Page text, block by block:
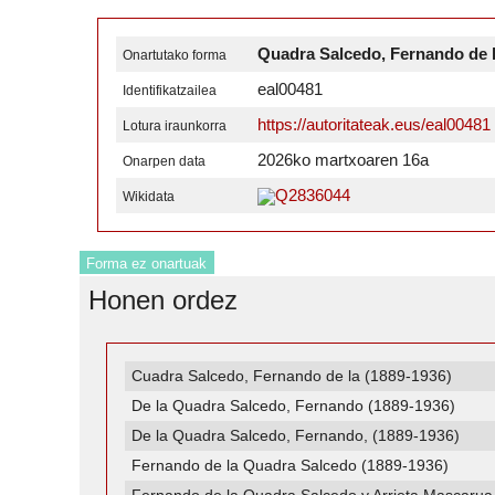
Onartutako forma Quadra Salcedo, Fernando de
Identifikatzailea eal00481
Lotura iraunkorra https://autoritateak.eus/eal00481
Onarpen data 2026ko martxoaren 16a
Wikidata Q2836044
Forma ez onartuak
Honen ordez
Cuadra Salcedo, Fernando de la (1889-1936)
De la Quadra Salcedo, Fernando (1889-1936)
De la Quadra Salcedo, Fernando, (1889-1936)
Fernando de la Quadra Salcedo (1889-1936)